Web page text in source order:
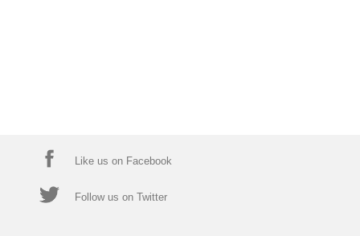
Like us on Facebook
Follow us on Twitter